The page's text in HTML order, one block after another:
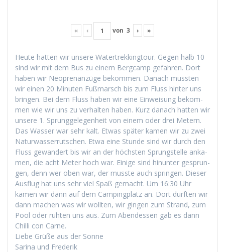
« ‹ von 3 › »
Heute hat­ten wir unsere Watertrekking­tour. Gegen halb 10
sind wir mit dem Bus zu einem Bergcamp gefahren. Dort
haben wir Neo­pre­nanzüge bekom­men. Danach mussten
wir einen 20 Minuten Fuß­marsch bis zum Fluss hin­ter uns
brin­gen. Bei dem Fluss haben wir eine Ein­weisung bekom­
men wie wir uns zu ver­hal­ten haben. Kurz danach hat­ten wir
unsere 1. Sprunggele­gen­heit von einem oder drei Metern.
Das Wass­er war sehr kalt. Etwas später kamen wir zu zwei
Natur­wasser­rutschen. Etwa eine Stunde sind wir durch den
Fluss gewan­dert bis wir an der höch­sten Sprung­stelle anka­
men, die acht Meter hoch war. Einige sind hin­unter gesprun­
gen, denn wer oben war, der musste auch sprin­gen. Dieser
Aus­flug hat uns sehr viel Spaß gemacht. Um 16:30 Uhr
kamen wir dann auf dem Camp­ing­platz an. Dort durften wir
dann machen was wir woll­ten, wir gin­gen zum Strand, zum
Pool oder ruht­en uns aus. Zum Aben­dessen gab es dann
Chilli con Carne.
Liebe Grüße aus der Sonne
Sari­na und Frederik